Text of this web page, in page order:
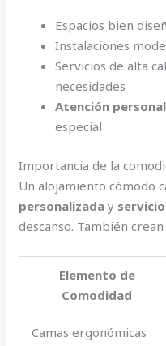
Espacios bien
Instalaciones
Servicios de alta
necesidades
Atención
especial
Importancia de la
Un alojamiento cómodo
personalizada y
descanso. También
Elemento de
Comodidad
Camas ergonómicas